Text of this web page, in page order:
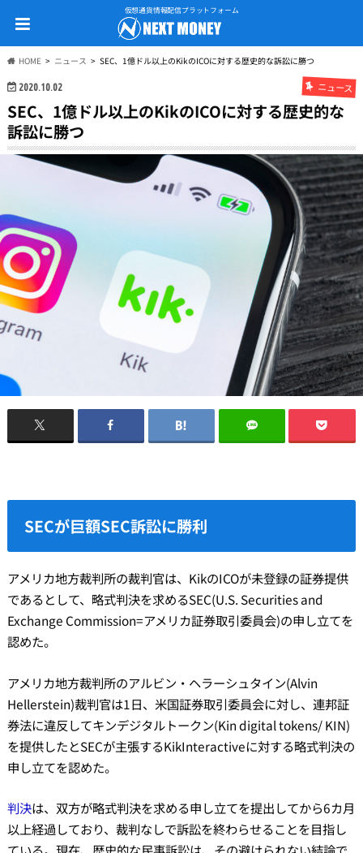
仮想通貨情報配信プラットフォーム
HOME ニュース SEC、1億ドル以上のKikのICOに対する歴史的な訴訟に勝つ
2020.10.02 ニュース
SEC、1億ドル以上のKikのICOに対する歴史的な
訴訟に勝つ
SECが巨額SEC訴訟に勝利
アメリカ地方裁判所の裁判官は、KikのICOが未登録の証券提供
であるとして、略式判決を求めるSEC(U.S. Securities and
Exchange Commission=アメリカ証券取引委員会)の申し立てを
認めた。
アメリカ地方裁判所のアルビン・ヘラーシュタイン(Alvin
Hellerstein)裁判官は1日、米国証券取引委員会に対し、連邦証
券法に違反してキンデジタルトークン(Kin digital tokens/ KIN)
を提供したとSECが主張するKikInteractiveに対する略式判決の
申し立てを認めた。
判決は、双方が略式判決を求める申し立てを提出してから6カ月
以上経過しており、裁判なしで訴訟を終わらせることを目指し